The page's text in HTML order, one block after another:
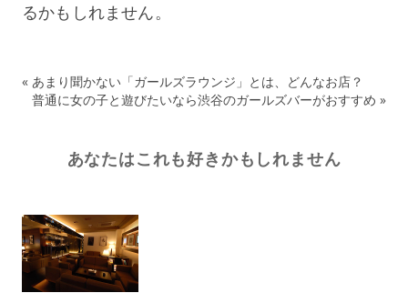
るかもしれません。
« あまり聞かない「ガールズラウンジ」とは、どんなお店？
普通に女の子と遊びたいなら渋谷のガールズバーがおすすめ »
あなたはこれも好きかもしれません